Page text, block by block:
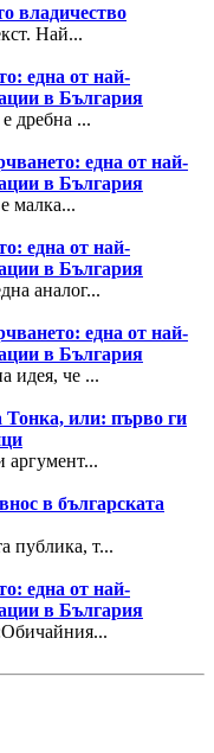
владичество
Най...
една от най-
в България
дребна ...
една от най-
в България
малка...
една от най-
в България
аналог...
една от най-
в България
идея, че ...
Тонка, или: първо ги
аргумент...
в българската
публика, т...
една от най-
в България